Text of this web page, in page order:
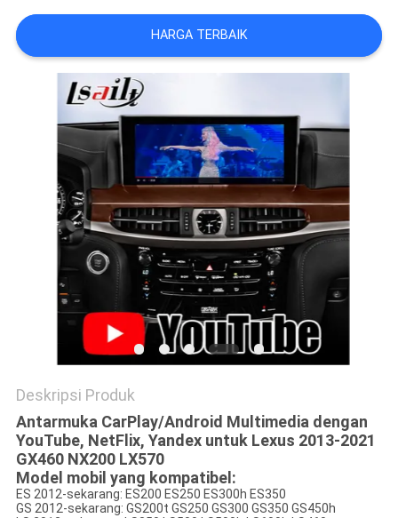
PRIVACY
POLICY
HARGA TERBAIK
Deskripsi Produk
Antarmuka CarPlay/Android Multimedia dengan
YouTube, NetFlix, Yandex untuk Lexus 2013-2021
GX460 NX200 LX570
Model mobil yang kompatibel:
ES 2012-sekarang: ES200 ES250 ES300h ES350
GS 2012-sekarang: GS200t GS250 GS300 GS350 GS450h